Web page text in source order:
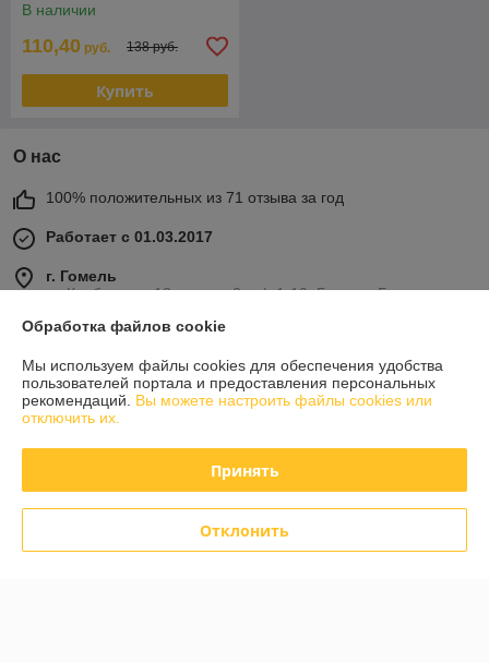
В наличии
110,40 руб. 138 руб.
Купить
О нас
100% положительных из 71 отзыва за год
Работает с 01.03.2017
г. Гомель
ул Карбышева 12, корпус 2, оф.1-10, Гомель, Беларусь
Контакты
Сегодня работает с 10:00 до 15:00
Показать весь график работы
585 отзывов за всё время
06.08.2026
Инна
Обработка файлов cookie
Мы используем файлы cookies для обеспечения удобства
пользователей портала и предоставления персональных
рекомендаций. Вы можете настроить файлы cookies или
отключить их.
Принять
Отклонить